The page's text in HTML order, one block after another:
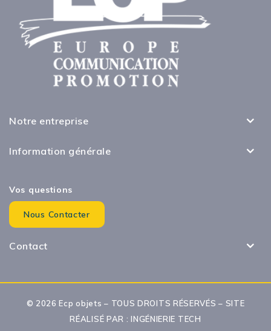
Notre entreprise
Information générale
Vos questions
Nous Contacter
Contact
© 2026 Ecp objets – TOUS DROITS RÉSERVÉS – SITE
RÉALISÉ PAR :INGÉNIERIE TECH